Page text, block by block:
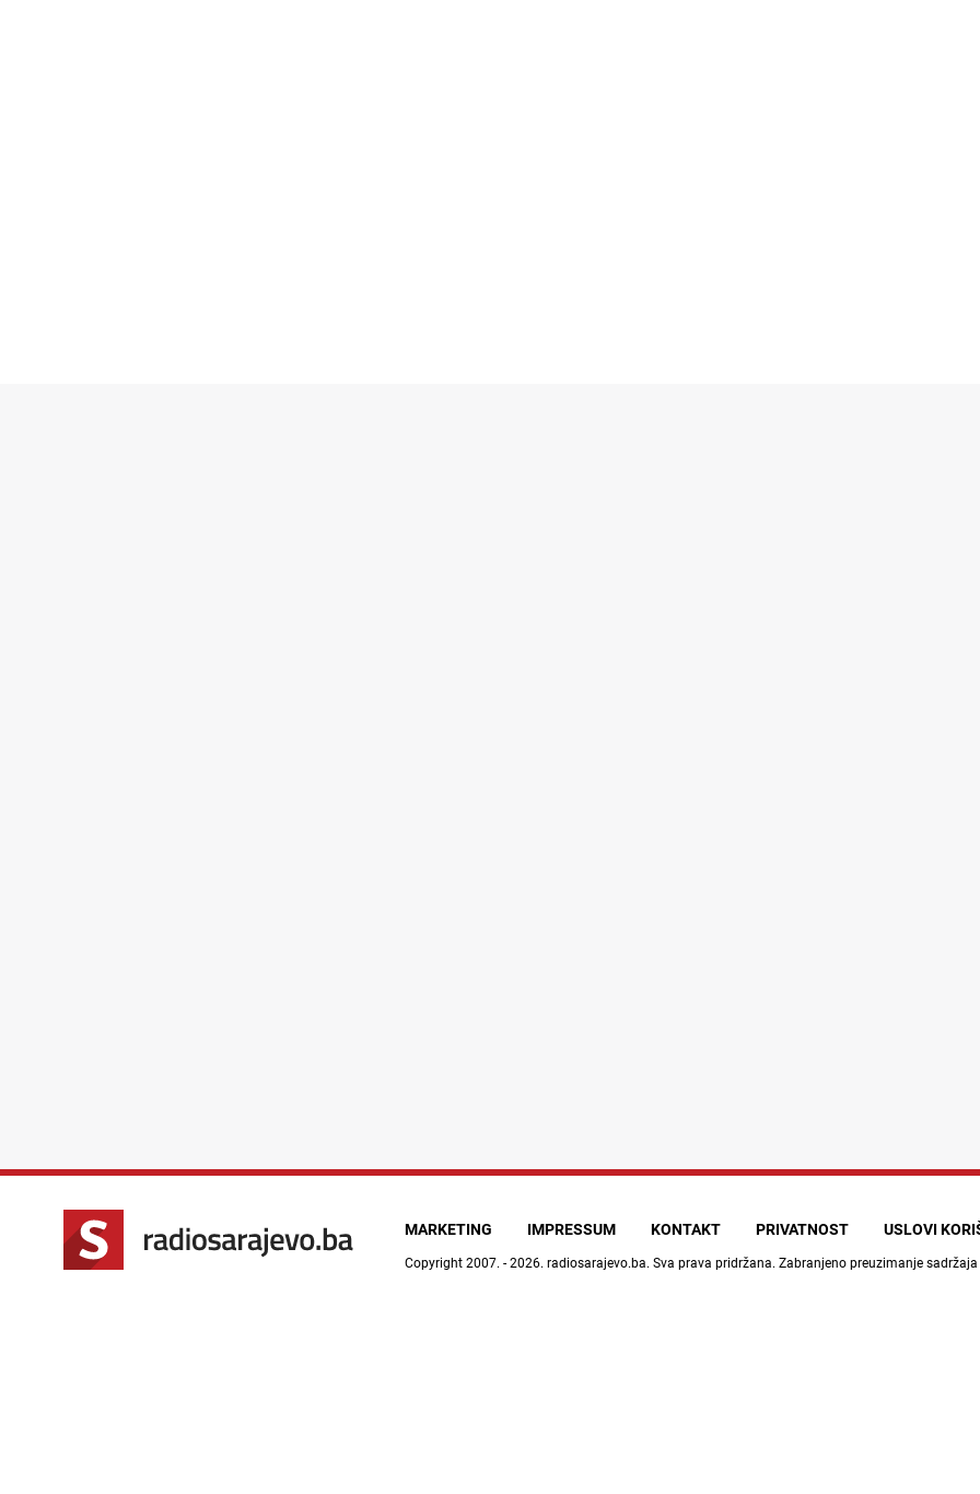
MARKETING IMPRESSUM KONTAKT PRIVATNOST USLOVI
Copyright 2007. - 2026. radiosarajevo.ba. Sva prava pridržana. Zabranjeno preuzimanje